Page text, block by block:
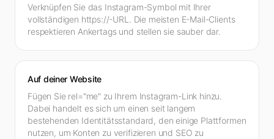
Verknüpfen Sie das Instagram-Symbol mit Ihrer
vollständigen https://-URL. Die meisten E-Mail-Clients
respektieren Ankertags und stellen sie sauber dar.
Auf deiner Website
Fügen Sie rel="me" zu Ihrem Instagram-Link hinzu.
Dabei handelt es sich um einen seit langem
bestehenden Identitätsstandard, den einige Plattformen
nutzen, um Konten zu verifizieren und SEO zu